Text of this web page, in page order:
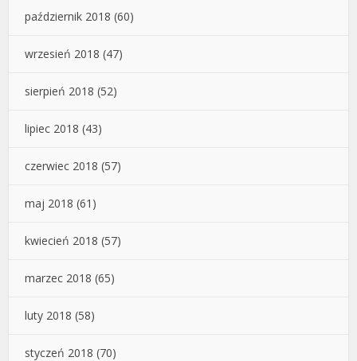
październik 2018 (60)
wrzesień 2018 (47)
sierpień 2018 (52)
lipiec 2018 (43)
czerwiec 2018 (57)
maj 2018 (61)
kwiecień 2018 (57)
marzec 2018 (65)
luty 2018 (58)
styczeń 2018 (70)